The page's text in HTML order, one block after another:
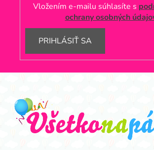
Vložením e-mailu súhlasíte s
ochrany osobných
PRIHLÁSIŤ SA
Z